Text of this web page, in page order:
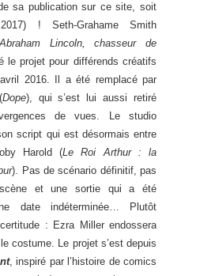
sa publication sur ce site, soit
! Seth-Grahame Smith
Abraham Lincoln, chasseur de
le projet pour différends créatifs
2016. Il a été remplacé par
Dope), qui s’est lui aussi retiré
de vues. Le studio
script qui est désormais entre
Harold (Le Roi Arthur : la
). Pas de scénario définitif, pas
et une sortie qui a été
date indéterminée… Plutôt
: Ezra Miller endossera
costume. Le projet s’est depuis
, inspiré par l’histoire de comics